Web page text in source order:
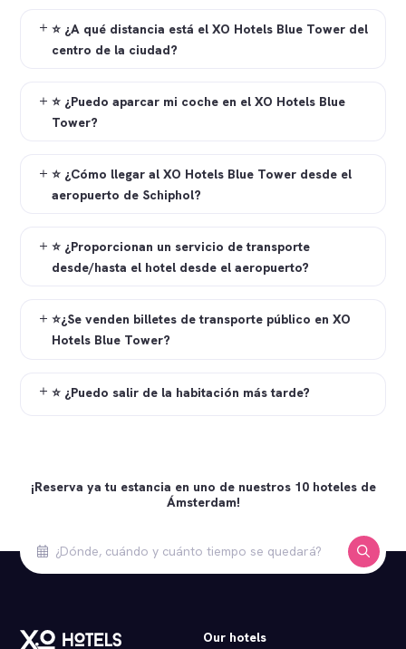
⭐ ¿A qué distancia está el XO Hotels Blue Tower del
centro de la ciudad?
⭐ ¿Puedo aparcar mi coche en el XO Hotels Blue
Tower?
⭐ ¿Cómo llegar al XO Hotels Blue Tower desde el
aeropuerto de Schiphol?
⭐ ¿Proporcionan un servicio de transporte
desde/hasta el hotel desde el aeropuerto?
⭐¿Se venden billetes de transporte público en XO
Hotels Blue Tower?
⭐ ¿Puedo salir de la habitación más tarde?
¡Reserva ya tu estancia en uno de nuestros 10 hoteles de
Ámsterdam!
Our hotels